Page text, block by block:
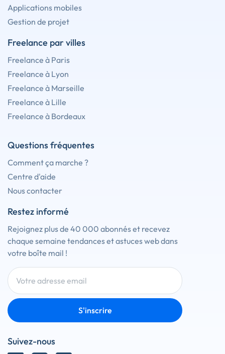
Applications mobiles
Gestion de projet
Freelance par villes
Freelance à Paris
Freelance à Lyon
Freelance à Marseille
Freelance à Lille
Freelance à Bordeaux
Questions fréquentes
Comment ça marche ?
Centre d'aide
Nous contacter
Restez informé
Rejoignez plus de 40 000 abonnés et recevez
chaque semaine tendances et astuces web dans
votre boîte mail !
S'inscrire
Suivez-nous